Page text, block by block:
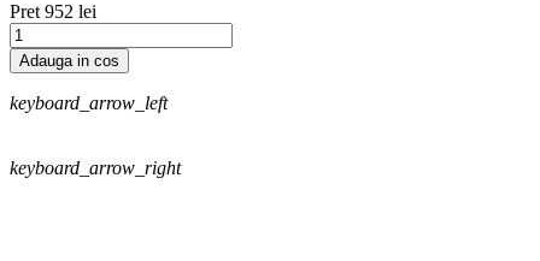
Pret 952 lei
Adauga in cos
keyboard_arrow_left
keyboard_arrow_right